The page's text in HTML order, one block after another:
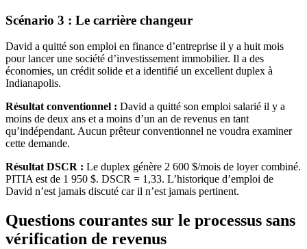
Scénario 3 : Le carrière changeur
David a quitté son emploi en finance d’entreprise il y a huit mois
pour lancer une société d’investissement immobilier. Il a des
économies, un crédit solide et a identifié un excellent duplex à
Indianapolis.
Résultat conventionnel : David a quitté son emploi salarié il y a
moins de deux ans et a moins d’un an de revenus en tant
qu’indépendant. Aucun prêteur conventionnel ne voudra examiner
cette demande.
Résultat DSCR : Le duplex génère 2 600 $/mois de loyer combiné.
PITIA est de 1 950 $. DSCR = 1,33. L’historique d’emploi de
David n’est jamais discuté car il n’est jamais pertinent.
Questions courantes sur le processus sans
vérification de revenus